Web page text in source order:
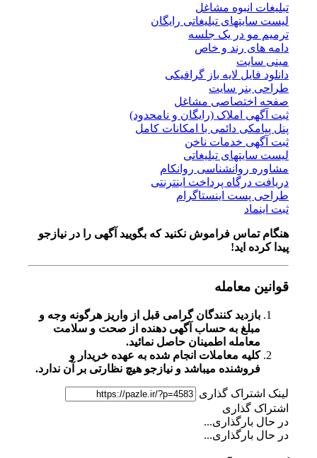
تبلیغات انبوه مشاغل
لیست سایتهای تبلیغاتی رایگان
ترمیم مو در یک جلسه
دامه های رند و خاص
مینی سایت
دانلود فایل لایه باز گرافیکی
طراحی بنر سایت
صفحه اختصاصی مشاغل
ثبت آگهی املاک (رایگان و نامحدود)
پنل پیامکی دائمی با امکانات کامل
ثبت آگهی خدمات ناخن
لیست سایتهای تبلیغاتی
مشاوره روانشناسی روانکام
دریافت درگاه پرداخت اینترنتی
طراحی پست اینستاگرام
ثبت اینماد
هنگام تماس فراموش نکنید که بگویید آگهی را در نیازجو
پیدا کرده اید!
قوانین معامله
بازدید کنندگان گرامی قبل از واریز هرگونه وجه و
مبلغ به حساب آگهی دهنده از صحت و سلامت
معامله اطمینان حاصل نمائید.
کلیه معاملات انجام شده به عهده خریدار و
فروشنده میباشد و نیازجو هیچ نظارتی بر آن ندارد.
لینک اشتراک گذاری
اشتراک گذاری
در حال بارگذاری...
در حال بارگذاری...